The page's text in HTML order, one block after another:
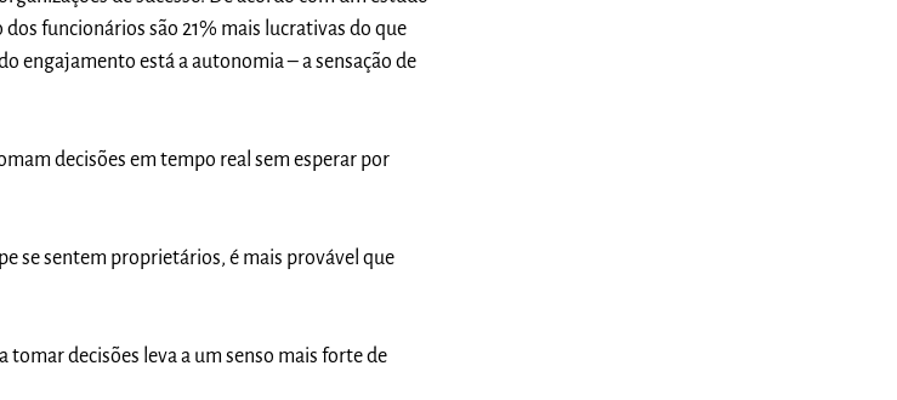
funcionários são 21% mais lucrativas do que
engajamento está a autonomia – a sensação de
decisões em tempo real sem esperar por
se sentem proprietários, é mais provável que
tomar decisões leva a um senso mais forte de